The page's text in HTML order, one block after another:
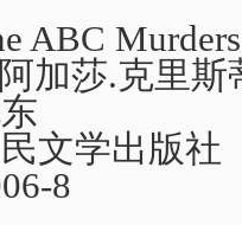
ABC Murders
加莎.克里斯
文学出版社
8